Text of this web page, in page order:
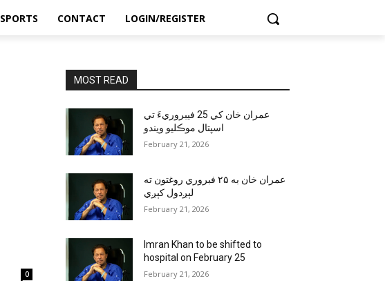
SPORTS CONTACT LOGIN/REGISTER
0
MOST READ
عمران خان کي 25 فيبروريءَ تي
اسپتال موڪليو ويندو
February 21, 2026
عمران خان به ۲۵ فبروري روغتون ته
لېږدول کېږي
February 21, 2026
Imran Khan to be shifted to
hospital on February 25
February 21, 2026